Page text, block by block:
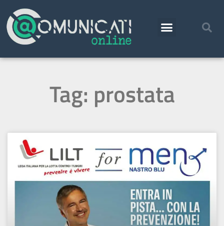
Tag: prostata